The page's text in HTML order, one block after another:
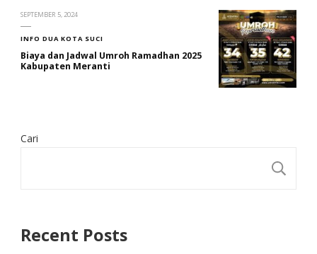
SEPTEMBER 5, 2024
INFO DUA KOTA SUCI
Biaya dan Jadwal Umroh Ramadhan 2025
Kabupaten Meranti
Cari
Recent Posts